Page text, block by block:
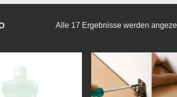
Alle 17 Ergebnisse werden